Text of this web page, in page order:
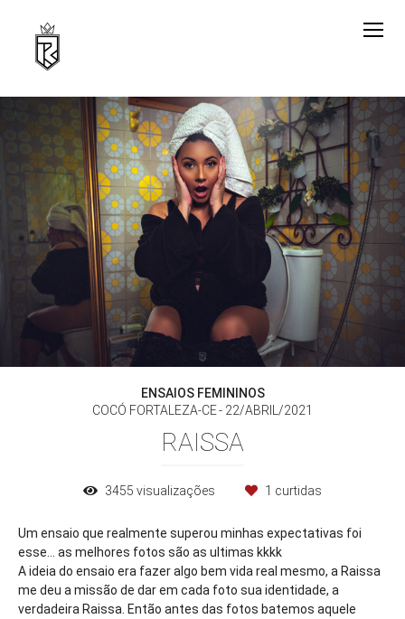
ENSAIOS FEMININOS
COCÓ FORTALEZA-CE
22/ABRIL/2021
RAISSA
3455 visualizações 1 curtidas
Um ensaio que realmente superou minhas expectativas foi
esse... as melhores fotos são as ultimas kkkk
A ideia do ensaio era fazer algo bem vida real mesmo, a Raissa
me deu a missão de dar em cada foto sua identidade, a
verdadeira Raissa. Então antes das fotos batemos aquele